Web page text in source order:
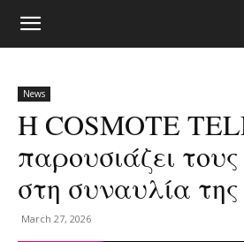
News
Η COSMOTE
παρουσιάζει
στη συναυλία
March 27, 2026